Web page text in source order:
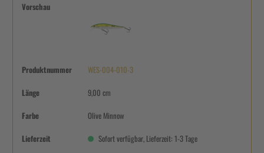
Vorschau
Produktnummer WES-004-010-3
Länge 9,00 cm
Farbe Olive Minnow
Lieferzeit Sofort verfügbar, Lieferzeit: 1-3 Tage